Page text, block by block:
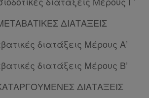
ΔΙΑΤΑΞΕΙΣ
διατάξεις Μέρους Α’
διατάξεις Μέρους Β’
ΔΙΑΤΑΞΕΙΣ